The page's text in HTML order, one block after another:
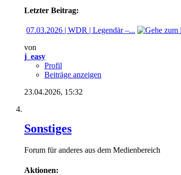
Letzter Beitrag:
07.03.2026 | WDR | Legendär –...
von
j_easy
Profil
Beiträge anzeigen
23.04.2026, 15:32
Sonstiges
Forum für anderes aus dem Medienbereich
Aktionen: